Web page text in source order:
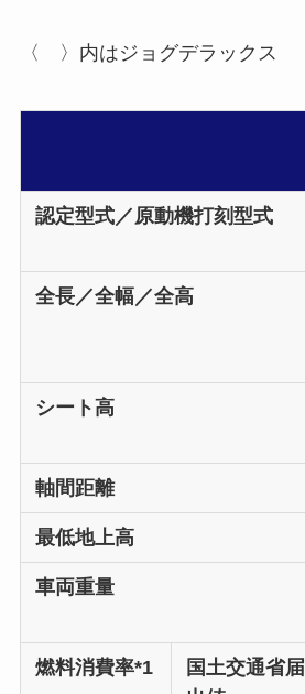
〈 〉内はジョグデラックス
認定型式／原動機打刻型式
全長／全幅／全高
シート高
軸間距離
最低地上高
車両重量
燃料消費率*1
国土交通省届